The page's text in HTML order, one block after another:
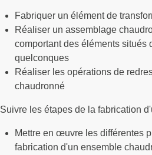
Fabriquer un élément de
Réaliser un assemblage
comportant des éléments situés
quelconques
Réaliser les opérations de
chaudronné
Suivre les étapes de la fabrication
Mettre en œuvre les différentes
fabrication d'un ensemble